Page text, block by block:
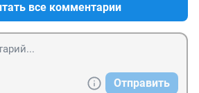
все комментарии
Отправить